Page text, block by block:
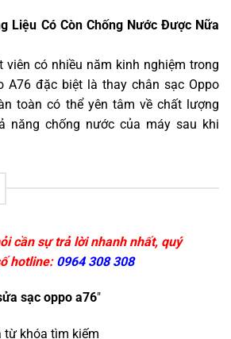
Liệu Có Còn Chống Nước Được Nữa
viên có nhiều năm kinh nghiệm trong
A76 đặc biệt là thay chân sạc Oppo
toàn có thể yên tâm về chất lượng
năng chống nước của máy sau khi
cần sự trả lời nhanh nhất, quý
hotline: 0964 308 308
sạc oppo a76"
từ khóa tìm kiếm